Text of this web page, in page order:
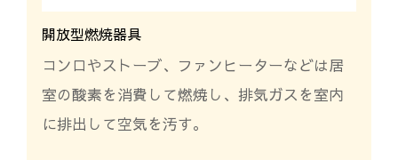
開放型燃焼器具
コンロやストーブ、ファンヒーターなどは居
室の酸素を消費して燃焼し、排気ガスを室内
に排出して空気を汚す。